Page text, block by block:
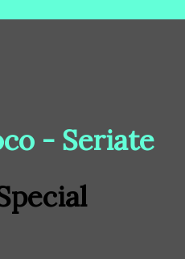
- Seriate